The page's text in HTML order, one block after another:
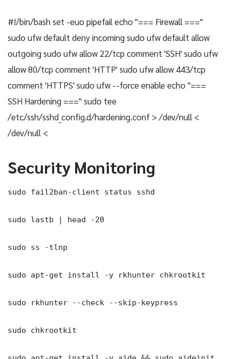
#!/bin/bash set -euo pipefail echo "=== Firewall ==="
sudo ufw default deny incoming sudo ufw default allow
outgoing sudo ufw allow 22/tcp comment 'SSH' sudo ufw
allow 80/tcp comment 'HTTP' sudo ufw allow 443/tcp
comment 'HTTPS' sudo ufw --force enable echo "===
SSH Hardening ===" sudo tee
/etc/ssh/sshd_config.d/hardening.conf > /dev/null <
/dev/null <
Security Monitoring
sudo fail2ban-client status sshd
sudo lastb | head -20
sudo ss -tlnp
sudo apt-get install -y rkhunter chkrootkit
sudo rkhunter --check --skip-keypress
sudo chkrootkit